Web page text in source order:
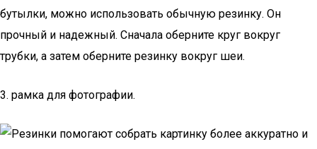
бутылки, можно использовать обычную резинку. Он
прочный и надежный. Сначала оберните круг вокруг
трубки, а затем оберните резинку вокруг шеи.
3. рамка для фотографии.